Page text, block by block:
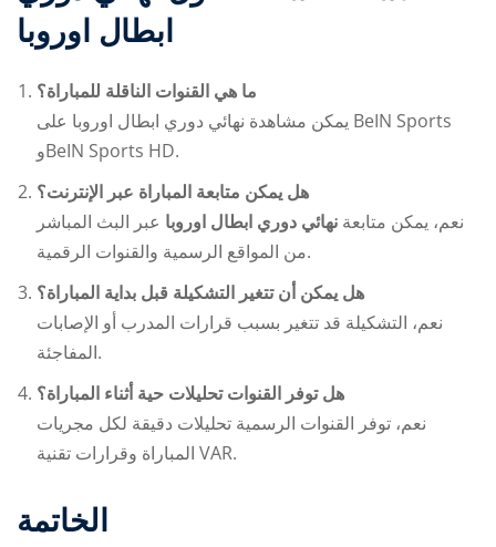
ابطال اوروبا
ما هي القنوات الناقلة للمباراة؟
يمكن مشاهدة نهائي دوري ابطال اوروبا على BeIN Sports
وBeIN Sports HD.
هل يمكن متابعة المباراة عبر الإنترنت؟
نعم، يمكن متابعة نهائي دوري ابطال اوروبا عبر البث المباشر
من المواقع الرسمية والقنوات الرقمية.
هل يمكن أن تتغير التشكيلة قبل بداية المباراة؟
نعم، التشكيلة قد تتغير بسبب قرارات المدرب أو الإصابات
المفاجئة.
هل توفر القنوات تحليلات حية أثناء المباراة؟
نعم، توفر القنوات الرسمية تحليلات دقيقة لكل مجريات
المباراة وقرارات تقنية VAR.
الخاتمة